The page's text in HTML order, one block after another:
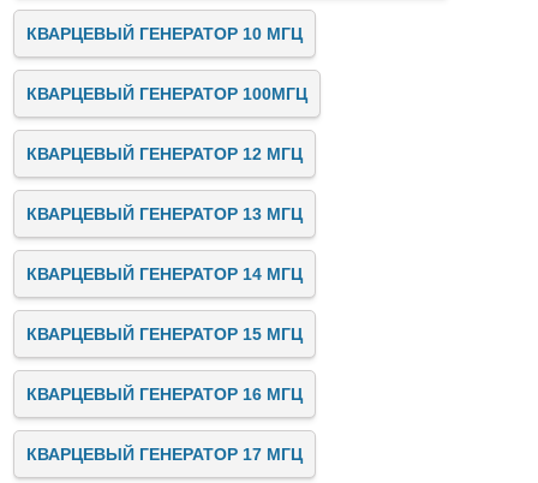
КВАРЦЕВЫЙ ГЕНЕРАТОР 10 МГЦ
КВАРЦЕВЫЙ ГЕНЕРАТОР 100МГЦ
КВАРЦЕВЫЙ ГЕНЕРАТОР 12 МГЦ
КВАРЦЕВЫЙ ГЕНЕРАТОР 13 МГЦ
КВАРЦЕВЫЙ ГЕНЕРАТОР 14 МГЦ
КВАРЦЕВЫЙ ГЕНЕРАТОР 15 МГЦ
КВАРЦЕВЫЙ ГЕНЕРАТОР 16 МГЦ
КВАРЦЕВЫЙ ГЕНЕРАТОР 17 МГЦ